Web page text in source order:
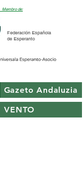
Membro de:
Federación Española
de Esperanto
Gazeto Andaluzia
VENTO